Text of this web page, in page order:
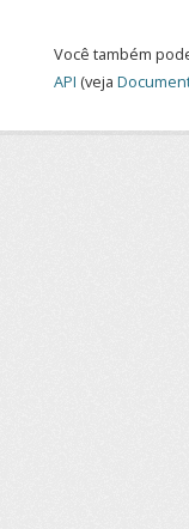
Você também
API (veja